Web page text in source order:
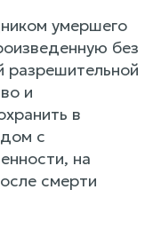
умершего
без
разрешительной
и
в
с
на
смерти